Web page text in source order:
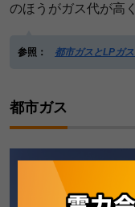
のほうがガス代が高
参照： 都市ガスとLPガ
都市ガス